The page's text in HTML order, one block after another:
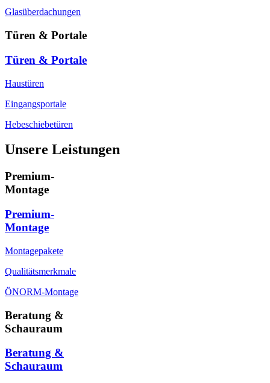
Glasüberdachungen
Türen & Portale
Türen & Portale
Haustüren
Eingangsportale
Hebeschiebetüren
Unsere Leistungen
Premium-
Montage
Premium-
Montage
Montagepakete
Qualitätsmerkmale
ÖNORM-Montage
Beratung &
Schauraum
Beratung &
Schauraum